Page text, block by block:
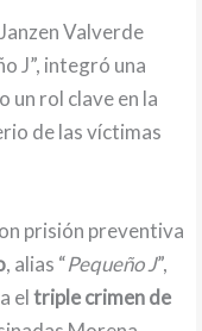
Valverde
J”, integró una
un rol clave en la
de las víctimas
prisión preventiva
, alias “Pequeño J”,
eltriple crimen de